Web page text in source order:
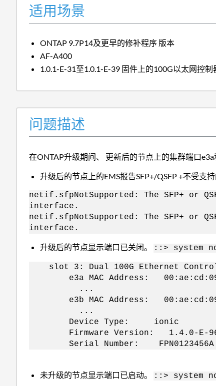
适用场景
ONTAP 9.7P14及更早的修补程序 版本
AF-A400
1.0.1-E-31至1.0.1-E-39 固件上的100G以太网控制
问题描述
在ONTAP升级期间、 更新后的节点上的集群端口
升级后的节点上的EMS报告SFP+/QSFP +不受支持
netif.sfpNotSupported: The SFP+ or
interface.
netif.sfpNotSupported: The SFP+ or
interface.
升级后的节点显示端口已关闭。 ::> system
slot 3: Dual 100G Ethernet
e3a MAC Address:
...
e3b MAC Address:
...
Device Type: ionic
Firmware Version: 1.4.0-E-
Serial Number: FPN0123456A
未升级的节点显示端口已启动。 ::> system